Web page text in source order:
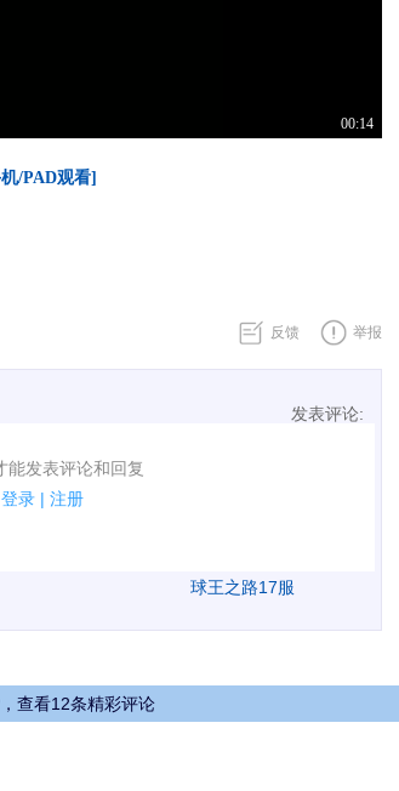
00:14
/PAD观看]
反馈 举报
发表评论:
能发表评论和回复
登录 | 注册
球王之路17服
查看12条精彩评论